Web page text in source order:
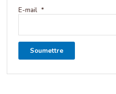
E-mail *